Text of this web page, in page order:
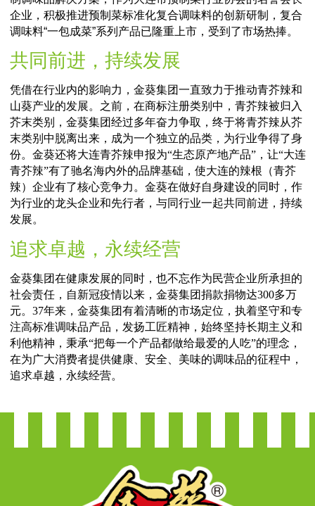
品。金葵集团已与200余家国际知名食品企业建立了长
略合作的伙伴关系，为日本最大商社“伊藤忠商社”，日
家知名企业提供个性化定制服务，为中国最大的寿司连
业“N多寿司”（3000多家店）、“喜家德”水饺（1000多
店）和“海底捞”等48家大型餐饮连锁企业供应链企业提
制调味品解决方案，作为大连市预制菜行业协会的名誉
企业，积极推进预制菜标准化复合调味料的创新研制，
调味料“一包成菜”系列产品已隆重上市，受到了市场热
共同前进，持续发展
凭借在行业内的影响力，金葵集团一直致力于推动青芥
山葵产业的发展。之前，在商标注册类别中，青芥辣被
芥末类别，金葵集团经过多年奋力争取，终于将青芥辣
末类别中脱离出来，成为一个独立的品类，为行业争得
份。金葵还将大连青芥辣申报为“生态原产地产品”，让
青芥辣”有了驰名海内外的品牌基础，使大连的辣根（
辣）企业有了核心竞争力。金葵在做好自身建设的同时
为行业的龙头企业和先行者，与同行业一起共同前进，
发展。
社会责任，自新冠疫情以来，金葵集团捐款捐物达300
元。37年来，金葵集团有着清晰的市场定位，执着坚守
注高标准调味品产品，发扬工匠精神，始终坚持长期主
利他精神，秉承“把每一个产品都做给最爱的人吃”的理